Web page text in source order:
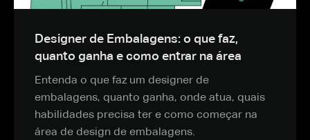
Designer de Embalagens: o que faz,
quanto ganha e como entrar na área
Entenda o que faz um designer de
embalagens, quanto ganha, onde atua, quais
habilidades precisa ter e como começar na
área de design de embalagens.